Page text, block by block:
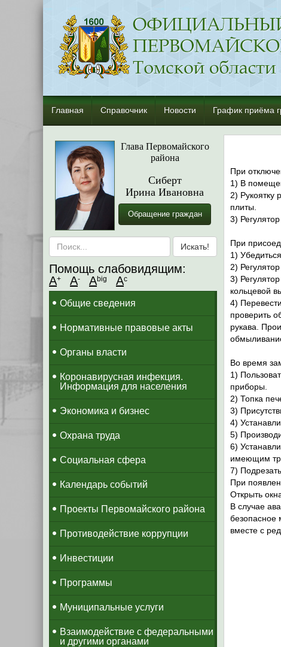
Главная Справочник Новости График приёма
Глава Первомайского
района
Сиберт
Ирина Ивановна
Обращение граждан
Помощь слабовидящим:
A+ A- Abig Ac
Общие сведения
Нормативные правовые акты
Органы власти
Коронавирусная инфекция.
Информация для населения
Экономика и бизнес
Охрана труда
Социальная сфера
Календарь событий
Проекты Первомайского района
Противодействие коррупции
Инвестиции
Программы
Муниципальные услуги
Взаимодействие с федеральными
и другими органами
При
1) В
2) Рукоятку
плиты.
3)
При
1)
2)
3)
кольцевой
4)
проверить
рукава.
Во время
1)
приборы.
2) Топка
3)
4)
5)
6)
имеющим
7)
При
Открыть
В случае
безопасное
вместе с